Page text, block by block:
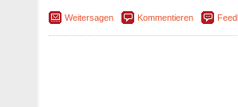
Weitersagen Kommentieren